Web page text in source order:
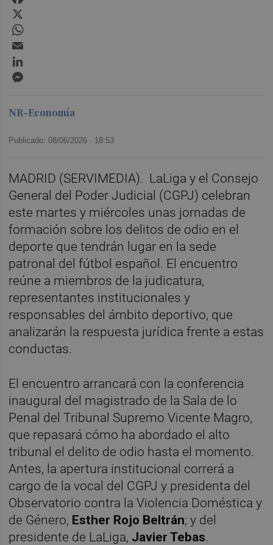
NR-Economía
Publicado: 08/06/2026 · 18:53
MADRID (SERVIMEDIA). LaLiga y el Consejo
General del Poder Judicial (CGPJ) celebran
este martes y miércoles unas jornadas de
formación sobre los delitos de odio en el
deporte que tendrán lugar en la sede
patronal del fútbol español. El encuentro
reúne a miembros de la judicatura,
representantes institucionales y
responsables del ámbito deportivo, que
analizarán la respuesta jurídica frente a estas
conductas.
El encuentro arrancará con la conferencia
inaugural del magistrado de la Sala de lo
Penal del Tribunal Supremo Vicente Magro,
que repasará cómo ha abordado el alto
tribunal el delito de odio hasta el momento.
Antes, la apertura institucional correrá a
cargo de la vocal del CGPJ y presidenta del
Observatorio contra la Violencia Doméstica y
de Género, Esther Rojo Beltrán; y del
presidente de LaLiga, Javier Tebas.